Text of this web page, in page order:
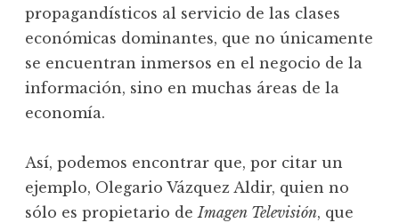
propagandísticos al servicio de las clases
económicas dominantes, que no únicamente
se encuentran inmersos en el negocio de la
información, sino en muchas áreas de la
economía.
Así, podemos encontrar que, por citar un
ejemplo, Olegario Vázquez Aldir, quien no
sólo es propietario deImagen Televisión, que